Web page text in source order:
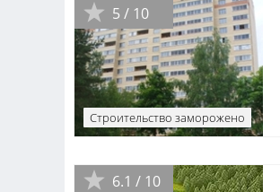
5 / 10
Строительство заморожено
6.1 / 10